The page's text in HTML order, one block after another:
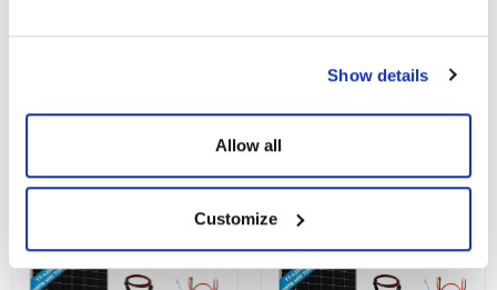
Show details
Allow all
Customize
BENZER ÜRÜNLER